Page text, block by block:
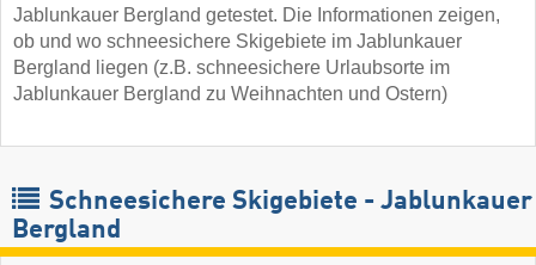
Jablunkauer Bergland getestet. Die Informationen zeigen,
ob und wo schneesichere Skigebiete im Jablunkauer
Bergland liegen (z.B. schneesichere Urlaubsorte im
Jablunkauer Bergland zu Weihnachten und Ostern)
Schneesichere Skigebiete - Jablunkauer
Bergland